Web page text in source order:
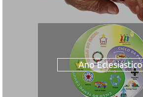
Ano Eclesiástico